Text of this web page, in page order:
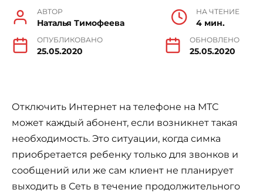
АВТОР
Наталья Тимофеева
НА ЧТЕНИЕ
4 мин.
ОПУБЛИКОВАНО
25.05.2020
ОБНОВЛЕНО
25.05.2020
Отключить Интернет на телефоне на МТС
может каждый абонент, если возникнет такая
необходимость. Это ситуации, когда симка
приобретается ребенку только для звонков и
сообщений или же сам клиент не планирует
выходить в Сеть в течение продолжительного